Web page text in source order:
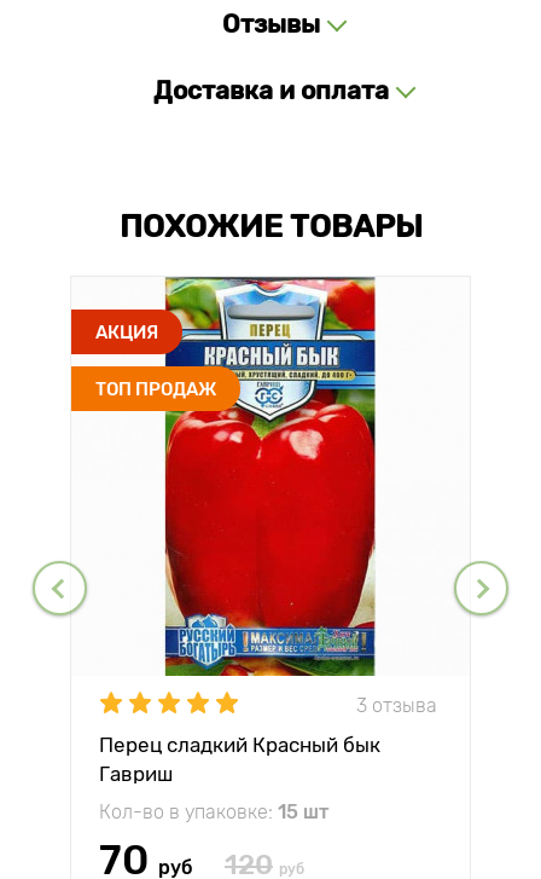
Отзывы
Доставка и оплата
ПОХОЖИЕ ТОВАРЫ
АКЦИЯ
ТОП ПРОДАЖ
3 отзыва
Перец сладкий Красный бык
Гавриш
Кол-во в упаковке: 15 шт
70 руб 120 руб